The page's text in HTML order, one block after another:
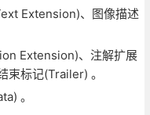
Extension)、图像描述
Extension)、注解扩展
标记(Trailer) 。
。